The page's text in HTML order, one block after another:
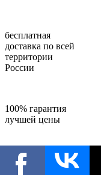
бесплатная
доставка по всей
территории
России
100% гарантия
лучшей цены
круглосуточная